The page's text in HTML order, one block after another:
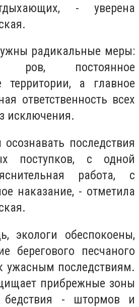
- уверена
радикальные меры:
постоянное
территории, а главное
ответственность всех
исключения.
последствия
поступков, с одной
работа, с
наказание, - отметила
экологи обеспокоены,
берегового песчаного
ужасным последствиям.
прибрежные зоны
бедствия - штормов и